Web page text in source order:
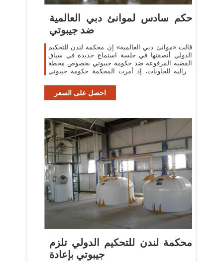
حكم سادس لموانئ دبي العالمية
ضد جيبوتي
قالت «موانئ دبي العالمية» إن محكمة لندن للتحكيم
الدولي أنصفتها في جلسة استماع جديدة في سياق
القضية المرفوعة ضد حكومة جيبوتي بخصوص محطة
دوراليه للحاويات، إذ أمرت المحكمة حكومة جيبوتي
احصل على السعر
محكمة لندن للتحكيم الدولي تلزم
جيبوتي بإعادة